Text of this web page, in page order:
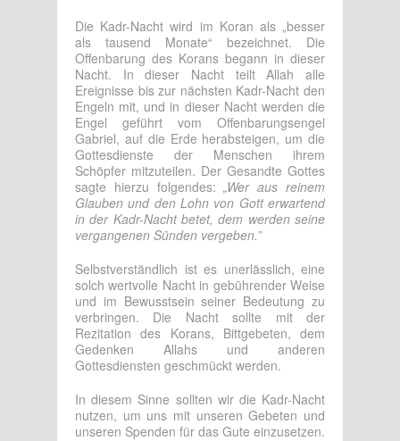
Die Kadr-Nacht wird im Koran als „besser
als tausend Monate“ bezeichnet. Die
Offenbarung des Korans begann in dieser
Nacht. In dieser Nacht teilt Allah alle
Ereignisse bis zur nächsten Kadr-Nacht den
Engeln mit, und in dieser Nacht werden die
Engel geführt vom Offenbarungsengel
Gabriel, auf die Erde herabsteigen, um die
Gottesdienste der Menschen ihrem
Schöpfer mitzuteilen. Der Gesandte Gottes
sagte hierzu folgendes:„Wer aus reinem
Glauben und den Lohn von Gott erwartend
in der Kadr-Nacht betet, dem werden seine
vergangenen Sünden vergeben.”
Selbstverständlich ist es unerlässlich, eine
solch wertvolle Nacht in gebührender Weise
und im Bewusstsein seiner Bedeutung zu
verbringen. Die Nacht sollte mit der
Rezitation des Korans, Bittgebeten, dem
Gedenken Allahs und anderen
Gottesdiensten geschmückt werden.
In diesem Sinne sollten wir die Kadr-Nacht
nutzen, um uns mit unseren Gebeten und
unseren Spenden für das Gute einzusetzen.